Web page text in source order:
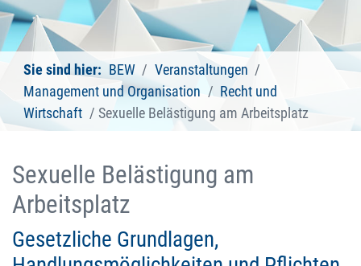
Sie sind hier: BEW
Veranstaltungen
Management und Organisation
Recht und
Wirtschaft
Sexuelle Belästigung am Arbeitsplatz
Sexuelle Belästigung am
Arbeitsplatz
Gesetzliche Grundlagen,